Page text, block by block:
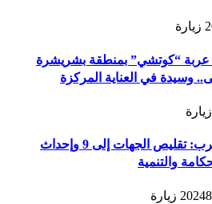
زيارة
“كوتشي” بمنطقة بشريشرة
وسيدة في العناية المركزة
زيارة
تقسيم ترابي جديد بالمغرب: تقليص الجهات إلى 9 وإحداث
والتنمية
زيارة